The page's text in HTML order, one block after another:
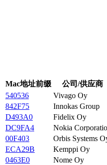
Mac地址前缀 公司/供应商
540536
Vivago Oy
842F75
Innokas Group
D493A0
Fidelix Oy
DC9FA4
Nokia
00F403
Orbis Systems
ECA29B
Kemppi Oy
0463E0
Nome Oy